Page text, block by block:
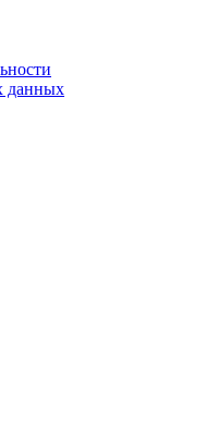
данных